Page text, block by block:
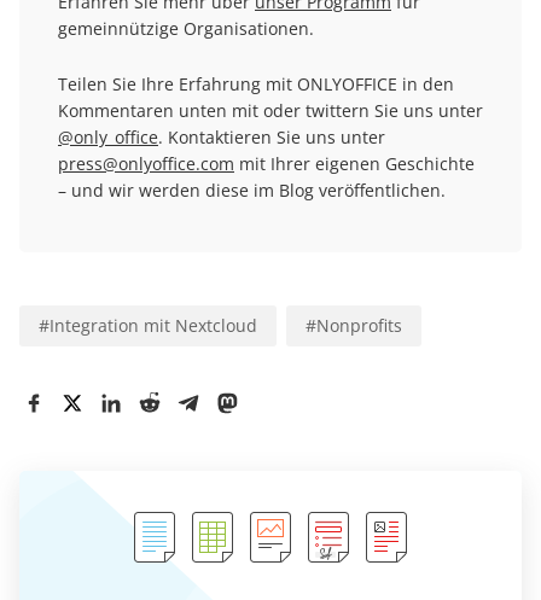
gemeinnützige Organisationen.
Teilen Sie Ihre Erfahrung mit ONLYOFFICE in den
Kommentaren unten mit oder twittern Sie uns unter
@only_office. Kontaktieren Sie uns unter
press@onlyoffice.com mit Ihrer eigenen Geschichte
– und wir werden diese im Blog veröffentlichen.
#Integration mit Nextcloud #Nonprofits